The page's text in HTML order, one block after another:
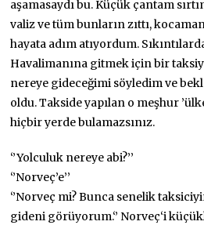
aşamasaydı bu. Küçük çantam
valiz ve tüm bunların zıttı,
hayata adım atıyordum.
Havalimanına gitmek için bir
nereye gideceğimi söyledim ve
oldu. Takside yapılan o meşhur
hiçbir yerde bulamazsınız.
‘’Yolculuk nereye abi?’’
‘’Norveç’e’’
‘’Norveç mi? Bunca senelik
gideni görüyorum.‘’ Norveç‘i